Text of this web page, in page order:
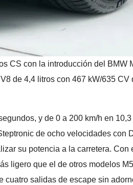
CS con la introducción del
de 4,4 litros con 467 kW/635
y de 0 a 200 km/h en
de ocho velocidades con
su potencia a la carretera.
ligero que el de otros modelos
salidas de escape sin